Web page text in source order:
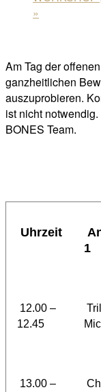
»
Am Tag der
ganzheitlichen
auszuprobieren.
ist nicht
BONES Team.
Uhrzeit
1
12.00 –
12.45
13.00 –